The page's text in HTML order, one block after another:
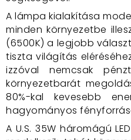
A lámpa kialakítása
minden környezetbe
(6500K) a legjobb
tiszta világítás
izzóval nemcsak
környezetbarát
80%-kal kevesebb
hagyományos
A U.S. 35W háromágú